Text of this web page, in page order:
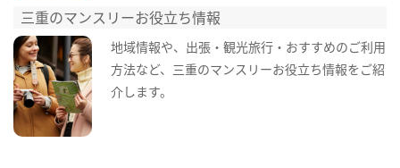
三重のマンスリーお役立ち情報
地域情報や、出張・観光旅行・おすすめのご利用
方法など、三重のマンスリーお役立ち情報をご紹
介します。